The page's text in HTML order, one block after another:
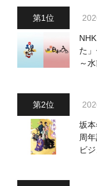
た
～
坂
周
ビ